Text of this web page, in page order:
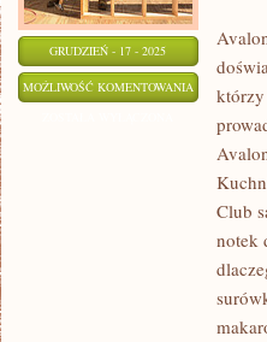
GRUDZIEŃ - 17 - 2025
MOŻLIWOŚĆ KOMENTOWANIA
WYPIEKI
ŚWIATA
KUCHNIA
DAWNE
Club
notek